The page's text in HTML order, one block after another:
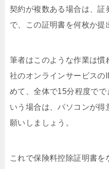
契約が複数ある場合は、証
で、この証明書を何枚か提
筆者はこのような作業は慣
社のオンラインサービス
めて、全体で15分程度で
いう場合は、パソコンが得
願いしましょう。
これで保険料控除証明書